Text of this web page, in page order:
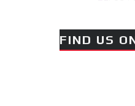
FIND US